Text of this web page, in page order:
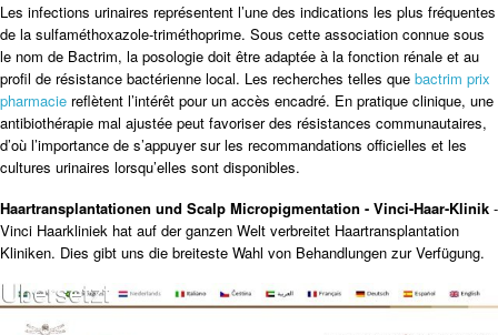
Les infections urinaires représentent l’une des indications les plus fréquentes
de la sulfaméthoxazole-triméthoprime. Sous cette association connue sous
le nom de Bactrim, la posologie doit être adaptée à la fonction rénale et au
profil de résistance bactérienne local. Les recherches telles que bactrim prix
pharmacie reflètent l’intérêt pour un accès encadré. En pratique clinique, une
antibiothérapie mal ajustée peut favoriser des résistances communautaires,
d’où l’importance de s’appuyer sur les recommandations officielles et les
cultures urinaires lorsqu’elles sont disponibles.
Haartransplantationen und Scalp Micropigmentation - Vinci-Haar-Klinik -
Vinci Haarkliniek hat auf der ganzen Welt verbreitet Haartransplantation
Kliniken. Dies gibt uns die breiteste Wahl von Behandlungen zur Verfügung.